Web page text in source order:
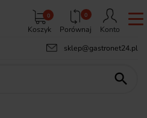
Koszyk
0 0
Porównaj
Konto
sklep@gastronet24.pl
